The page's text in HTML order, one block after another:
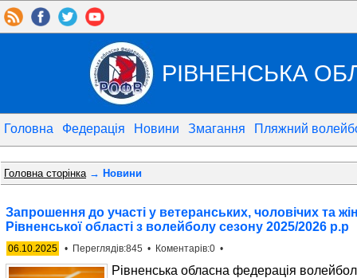
РІВНЕНСЬКА
Головна Федерація Новини Змагання Пляжний
Головна сторінка→ Новини
Запрошення до участі у ветеранських, чоловічих та
Рівненської області з волейболу сезону 2025/2026 р.р
06.10.2025 • Переглядів:845 • Коментарів:0 •
Рівненська обласна федерація